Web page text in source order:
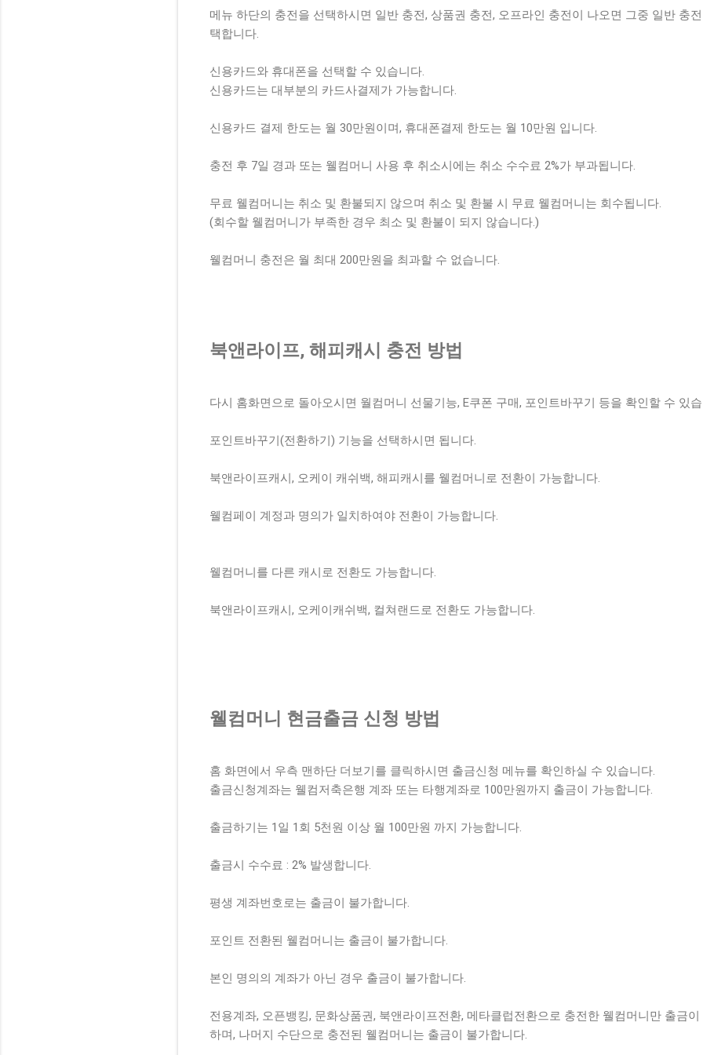
메뉴 하단의 충전을 선택하시면 일반 충전, 상품권 충전, 오프라인 충전이 나오면 그중 일반 충
택합니다.
신용카드와 휴대폰을 선택할 수 있습니다.
신용카드는 대부분의 카드사결제가 가능합니다.
신용카드 결제 한도는 월 30만원이며, 휴대폰결제 한도는 월 10만원 입니다.
충전 후 7일 경과 또는 웰컴머니 사용 후 취소시에는 취소 수수료 2%가 부과됩니다.
무료 웰컴머니는 취소 및 환불되지 않으며 취소 및 환불 시 무료 웰컴머니는 회수됩니다.
(회수할 웰컴머니가 부족한 경우 최소 및 환불이 되지 않습니다.)
웰컴머니 충전은 월 최대 200만원을 최과할 수 없습니다.
북앤라이프, 해피캐시 충전 방법
다시 홈화면으로 돌아오시면 월컴머니 선물기능, E쿠폰 구매, 포인트바꾸기 등을 확인할 수 있
포인트바꾸기(전환하기) 기능을 선택하시면 됩니다.
북앤라이프캐시, 오케이 캐쉬백, 해피캐시를 웰컴머니로 전환이 가능합니다.
웰컴페이 계정과 명의가 일치하여야 전환이 가능합니다.
웰컴머니를 다른 캐시로 전환도 가능합니다.
북앤라이프캐시, 오케이캐쉬백, 컬쳐랜드로 전환도 가능합니다.
웰컴머니 현금출금 신청 방법
홈 화면에서 우측 맨하단 더보기를 클릭하시면 출금신청 메뉴를 확인하실 수 있습니다.
출금신청계좌는 웰컴저축은행 계좌 또는 타행계좌로 100만원까지 출금이 가능합니다.
출금하기는 1일 1회 5천원 이상 월 100만원 까지 가능합니다.
출금시 수수료 : 2% 발생합니다.
평생 계좌번호로는 출금이 불가합니다.
포인트 전환된 웰컴머니는 출금이 불가합니다.
본인 명의의 계좌가 아닌 경우 출금이 불가합니다.
전용계좌, 오픈뱅킹, 문화상품권, 북앤라이프전환, 메타클럽전환으로 충전한 웰컴머니만 출금이
하며, 나머지 수단으로 충전된 웰컴머니는 출금이 불가합니다.